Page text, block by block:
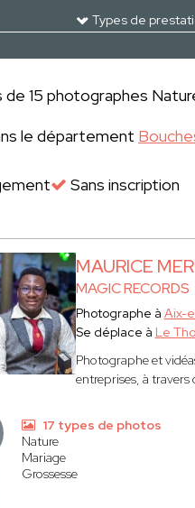
15 photographes
le département
Sans inscription
MAURICE
MAGIC RECORDS
Photographe à Aix-
Se déplace à Le
Photographe et
entreprises, à travers
17 types de photos
Nature
Mariage
Grossesse